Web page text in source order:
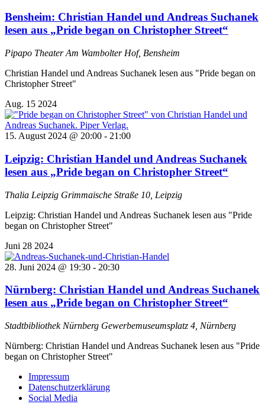
Bensheim: Christian Handel und Andreas Suchanek
lesen aus „Pride began on Christopher Street“
Pipapo TheaterAm Wambolter Hof, Bensheim
Christian Handel und Andreas Suchanek lesen aus "Pride began on
Christopher Street"
Aug. 15 2024
15. August 2024 @ 20:00 - 21:00
Leipzig: Christian Handel und Andreas Suchanek
lesen aus „Pride began on Christopher Street“
Thalia Leipzig Grimmaische Straße 10, Leipzig
Leipzig: Christian Handel und Andreas Suchanek lesen aus "Pride
began on Christopher Street"
Juni 28 2024
28. Juni 2024 @ 19:30 - 20:30
Nürnberg: Christian Handel und Andreas Suchanek
lesen aus „Pride began on Christopher Street“
Stadtbibliothek Nürnberg Gewerbemuseumsplatz 4, Nürnberg
Nürnberg: Christian Handel und Andreas Suchanek lesen aus "Pride
began on Christopher Street"
Impressum
Datenschutzerklärung
Social Media